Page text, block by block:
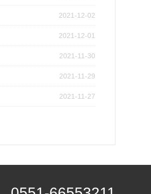
2021-12-02
2021-12-01
2021-11-30
2021-11-29
2021-11-27